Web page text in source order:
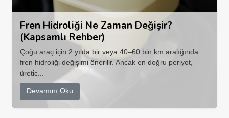
Fren Hidroliği Ne Zaman Değişir?
(Kapsamlı Rehber)
Çoğu araç için 2 yılda bir veya 40–60 bin km aralığında
fren hidroliği değişimi önerilir. Ancak en doğru periyot,
üretic...
Devamını Oku